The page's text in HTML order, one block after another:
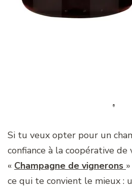
Si tu veux opter pour un
confiance à la coopérative de
« Champagne de vignerons
ce qui te convient le mieux :